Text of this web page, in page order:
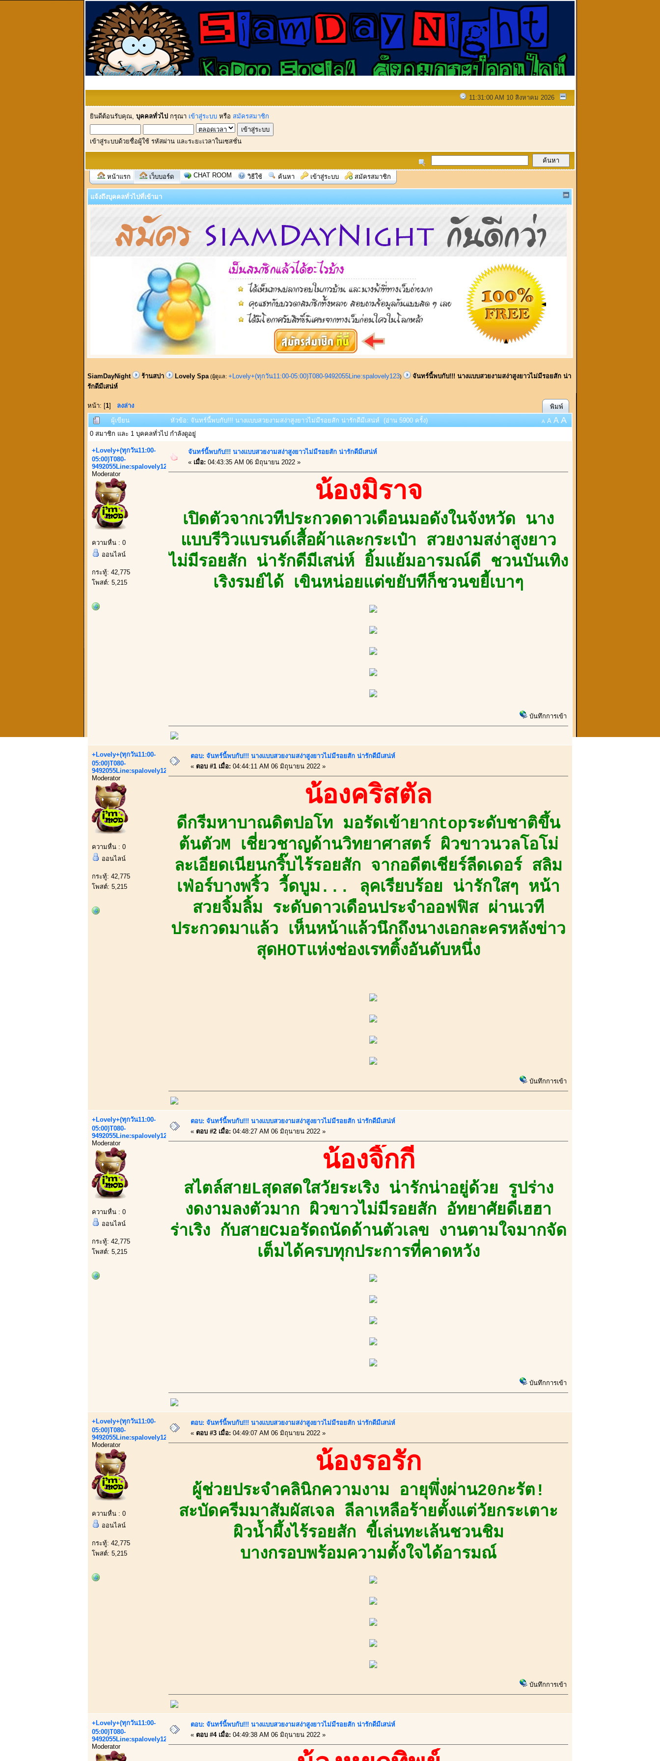
11:31:00 AM 10 สิงหาคม 2026
ยินดีต้อนรับคุณ, บุคคลทั่วไป กรุณา เข้าสู่ระบบ หรือ สมัครสมาชิก
เข้าสู่ระบบด้วยชื่อผู้ใช้ รหัสผ่าน และระยะเวลาในเซสชั่น
หน้าแรก เว็บบอร์ด CHAT ROOM วิธีใช้ ค้นหา เข้าสู่ระบบ สมัครสมาชิก
แจ้งถึงบุคคลทั่วไปที่เข้ามา
SiamDayNight ร้านสปา Lovely Spa (ผู้ดูแล: +Lovely+(ทุกวัน11:00-05:00)T080-9492055Line:spalovely123)
จันทร์นี้พบกับ!!! นางแบบสวยงามสง่าสูงยาวไม่มีรอยสัก น่า
รักดีมีเสน่ห์
หน้า: [1] ลงล่าง
พิมพ์
ผู้เขียน
หัวข้อ: จันทร์นี้พบกับ!!! นางแบบสวยงามสง่าสูงยาวไม่มีรอยสัก น่ารักดีมีเสน่ห์ (อ่าน 5900 ครั้ง) A A A A
0 สมาชิก และ 1 บุคคลทั่วไป กำลังดูอยู่
+Lovely+(ทุกวัน11:00-
05:00)T080-
9492055Line:spalovely123
Moderator
ความหื่น : 0
ออนไลน์
กระทู้: 42,775
โพสต์: 5,215
จันทร์นี้พบกับ!!! นางแบบสวยงามสง่าสูงยาวไม่มีรอยสัก น่ารักดีมีเสน่ห์
« เมื่อ: 04:43:35 AM 06 มิถุนายน 2022 »
น้องมิราจ
เปิดตัวจากเวทีประกวดดาวเดือนมอดังในจังหวัด นาง
แบบรีวิวแบรนด์เสื้อผ้าและกระเป๋า สวยงามสง่าสูงยาว
ไม่มีรอยสัก น่ารักดีมีเสน่ห์ ยิ้มแย้มอารมณ์ดี ชวนบันเทิง
เริงรมย์ได้ เขินหน่อยแต่ขยับทีก็ชวนขยี้เบาๆ
บันทึกการเข้า
+Lovely+(ทุกวัน11:00-
05:00)T080-
9492055Line:spalovely123
Moderator
ความหื่น : 0
ออนไลน์
กระทู้: 42,775
โพสต์: 5,215
ตอบ: จันทร์นี้พบกับ!!! นางแบบสวยงามสง่าสูงยาวไม่มีรอยสัก น่ารักดีมีเสน่ห์
« ตอบ #1 เมื่อ: 04:44:11 AM 06 มิถุนายน 2022 »
น้องคริสตัล
ดีกรีมหาบาณดิตปอโท มอรัดเข้ายากtopระดับชาติขึ้น
ต้นตัวM เชี่ยวชาญด้านวิทยาศาสตร์ ผิวขาวนวลโอโม่
ละเอียดเนียนกริ๊บไร้รอยสัก จากอดีตเชียร์ลีดเดอร์ สลิม
เฟ่อร์บางพริ้ว วี้ดบูม... ลุคเรียบร้อย น่ารักใสๆ หน้า
สวยจิ้มลิ้ม ระดับดาวเดือนประจำออฟฟิส ผ่านเวที
ประกวดมาแล้ว เห็นหน้าแล้วนึกถึงนางเอกละครหลังข่าว
สุดHOTแห่งช่องเรทติ้งอันดับหนึ่ง
บันทึกการเข้า
+Lovely+(ทุกวัน11:00-
05:00)T080-
9492055Line:spalovely123
Moderator
ความหื่น : 0
ออนไลน์
กระทู้: 42,775
โพสต์: 5,215
ตอบ: จันทร์นี้พบกับ!!! นางแบบสวยงามสง่าสูงยาวไม่มีรอยสัก น่ารักดีมีเสน่ห์
« ตอบ #2 เมื่อ: 04:48:27 AM 06 มิถุนายน 2022 »
น้องจิ๊กกี๋
สไตล์สายLสุดสดใสวัยระเริง น่ารักน่าอยู่ด้วย รูปร่าง
งดงามลงตัวมาก ผิวขาวไม่มีรอยสัก อัทยาศัยดีเฮฮา
ร่าเริง กับสายCมอรัดถนัดด้านตัวเลข งานตามใจมากจัด
เต็มได้ครบทุกประการที่คาดหวัง
บันทึกการเข้า
+Lovely+(ทุกวัน11:00-
05:00)T080-
9492055Line:spalovely123
Moderator
ความหื่น : 0
ออนไลน์
กระทู้: 42,775
โพสต์: 5,215
ตอบ: จันทร์นี้พบกับ!!! นางแบบสวยงามสง่าสูงยาวไม่มีรอยสัก น่ารักดีมีเสน่ห์
« ตอบ #3 เมื่อ: 04:49:07 AM 06 มิถุนายน 2022 »
น้องรอรัก
ผู้ช่วยประจำคลินิกความงาม อายุพึ่งผ่าน20กะรัต!
สะบัดครีมมาสัมผัสเจล ลีลาเหลือร้ายตั้งแต่วัยกระเตาะ
ผิวน้ำผึ้งไร้รอยสัก ขี้เล่นทะเล้นชวนชิม
บางกรอบพร้อมความตั้งใจได้อารมณ์
บันทึกการเข้า
+Lovely+(ทุกวัน11:00-
05:00)T080-
9492055Line:spalovely123
Moderator
ตอบ: จันทร์นี้พบกับ!!! นางแบบสวยงามสง่าสูงยาวไม่มีรอยสัก น่ารักดีมีเสน่ห์
« ตอบ #4 เมื่อ: 04:49:38 AM 06 มิถุนายน 2022 »